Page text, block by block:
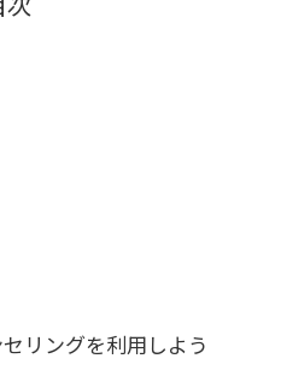
リングを利用しよう